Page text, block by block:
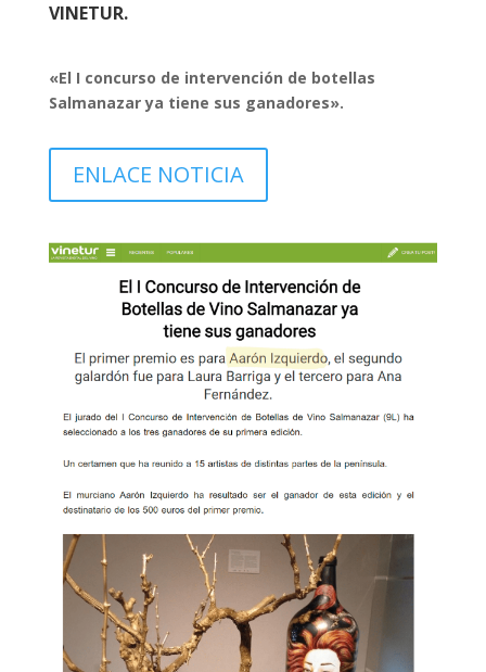
VINETUR.
«El I concurso de intervención de botellas
Salmanazar ya tiene sus ganadores».
ENLACE NOTICIA